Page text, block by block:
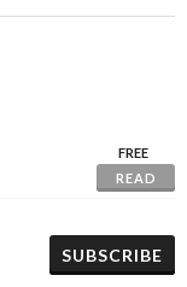
FREE
READ
SUBSCRIBE